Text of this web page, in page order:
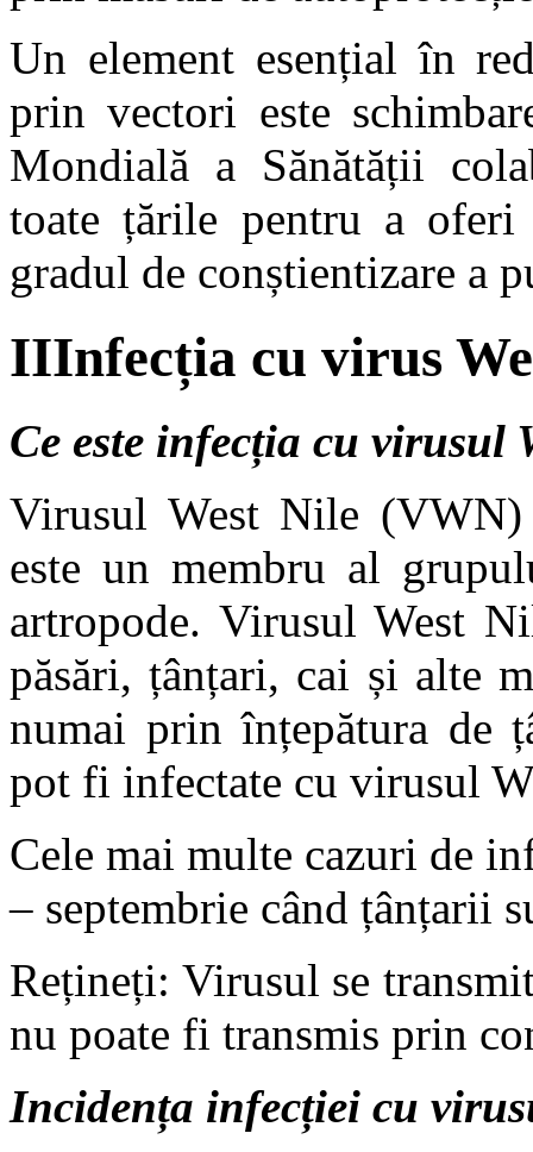
Un element esențial în
prin vectori este
Mondială a Sănătății
toate țările pentru a
gradul de conștientizare a
IIInfecția cu virus
Ce este infecția cu virusul
Virusul West Nile
este un membru al
artropode. Virusul West
păsări, țânțari, cai și alte
numai prin înțepătura de
pot fi infectate cu virusul
Cele mai multe cazuri de
– septembrie când țânțarii
Rețineți: Virusul se
nu poate fi transmis prin
Incidența infecției cu